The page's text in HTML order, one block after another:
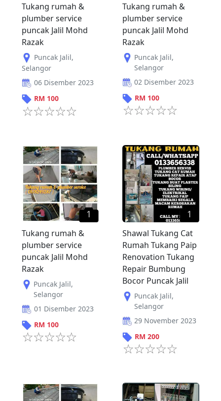
Tukang rumah &
plumber service
puncak Jalil Mohd
Razak
Puncak Jalil,
Selangor
06 Disember 2023
RM 100
Tukang rumah &
plumber service
puncak Jalil Mohd
Razak
Puncak Jalil,
Selangor
02 Disember 2023
RM 100
1
Tukang rumah &
plumber service
puncak Jalil Mohd
Razak
Puncak Jalil,
Selangor
01 Disember 2023
RM 100
1
Shawal Tukang Cat
Rumah Tukang Paip
Renovation Tukang
Repair Bumbung
Bocor Puncak Jalil
Puncak Jalil,
Selangor
29 November 2023
RM 200